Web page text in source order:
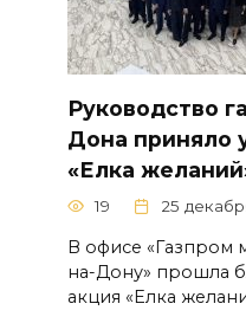
Руководство
Дона приняло
«Елка
19 25
В офисе «Газпром
на-Дону» прошла
акция «Елка